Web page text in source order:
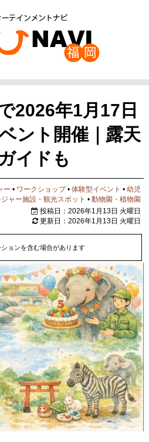
2026年1月17日
ント開催｜露天
イドも
ー • ワークショップ•体験型イベント •幼児
ャー施設・観光スポット •動物園・植物園
投稿日：2026年1月13日 火曜日
更新日：2026年1月13日 火曜日
ョンを含む場合があります